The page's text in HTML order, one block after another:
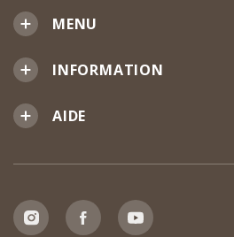
MENU
INFORMATION
AIDE